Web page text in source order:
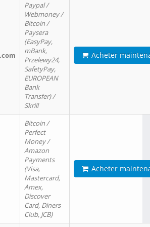
Paypal /
Webmoney /
Bitcoin /
Paysera
(EasyPay,
mBank,
Przelewy24,
SafetyPay,
EUROPEAN
Bank
Transfer) /
Skrill
Acheter
Bitcoin /
Perfect
Money /
Amazon
Payments
(Visa,
Mastercard,
Amex,
Discover
Card, Diners
Club, JCB)
Acheter